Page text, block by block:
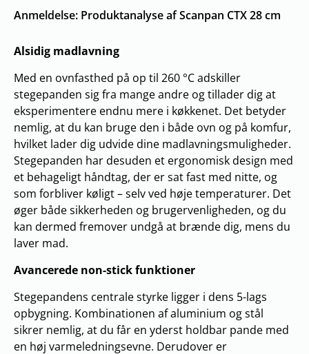
Anmeldelse: Produktanalyse af Scanpan CTX 28 cm
Alsidig madlavning
Med en ovnfasthed på op til 260 °C adskiller
stegepanden sig fra mange andre og tillader dig at
eksperimentere endnu mere i køkkenet. Det betyder
nemlig, at du kan bruge den i både ovn og på komfur,
hvilket lader dig udvide dine madlavningsmuligheder.
Stegepanden har desuden et ergonomisk design med
et behageligt håndtag, der er sat fast med nitte, og
som forbliver køligt – selv ved høje temperaturer. Det
øger både sikkerheden og brugervenligheden, og du
kan dermed fremover undgå at brænde dig, mens du
laver mad.
Avancerede non-stick funktioner
Stegepandens centrale styrke ligger i dens 5-lags
opbygning. Kombinationen af aluminium og stål
sikrer nemlig, at du får en yderst holdbar pande med
en høj varmeledningsevne. Derudover er